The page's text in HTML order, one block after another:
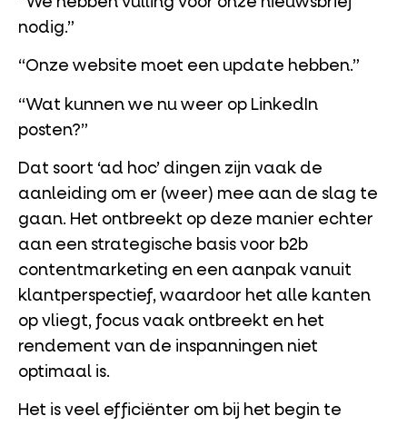
nodig.”
“Onze website moet een update hebben.”
“Wat kunnen we nu weer op LinkedIn
posten?”
Dat soort ‘ad hoc’ dingen zijn vaak de
aanleiding om er (weer) mee aan de slag te
gaan. Het ontbreekt op deze manier echter
aan een strategische basis voor b2b
contentmarketing en een aanpak vanuit
klantperspectief, waardoor het alle kanten
op vliegt, focus vaak ontbreekt en het
rendement van de inspanningen niet
optimaal is.
Het is veel efficiënter om bij het begin te